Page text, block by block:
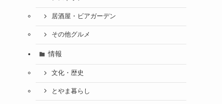
居酒屋・ビアガーデン
その他グルメ
情報
文化・歴史
とやま暮らし